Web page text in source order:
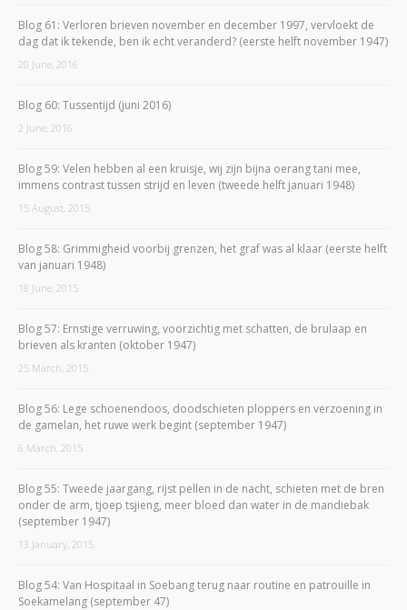
Blog 61: Verloren brieven november en december 1997, vervloekt de
dag dat ik tekende, ben ik echt veranderd? (eerste helft november 1947)
20 June, 2016
Blog 60: Tussentijd (juni 2016)
2 June, 2016
Blog 59: Velen hebben al een kruisje, wij zijn bijna oerang tani mee,
immens contrast tussen strijd en leven (tweede helft januari 1948)
15 August, 2015
Blog 58: Grimmigheid voorbij grenzen, het graf was al klaar (eerste helft
van januari 1948)
18 June, 2015
Blog 57: Ernstige verruwing, voorzichtig met schatten, de brulaap en
brieven als kranten (oktober 1947)
25 March, 2015
Blog 56: Lege schoenendoos, doodschieten ploppers en verzoening in
de gamelan, het ruwe werk begint (september 1947)
6 March, 2015
Blog 55: Tweede jaargang, rijst pellen in de nacht, schieten met de bren
onder de arm, tjoep tsjieng, meer bloed dan water in de mandiebak
(september 1947)
13 January, 2015
Blog 54: Van Hospitaal in Soebang terug naar routine en patrouille in
Soekamelang (september 47)